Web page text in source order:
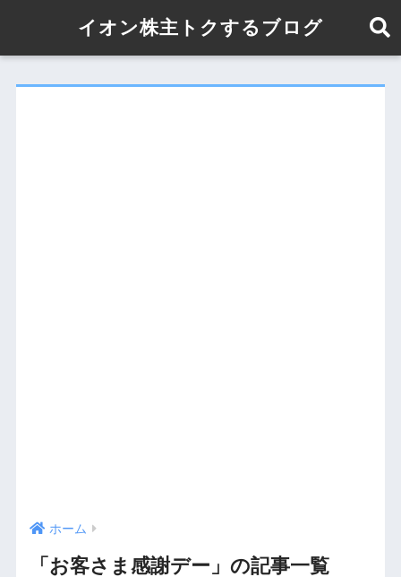
イオン株主トクするブログ
ホーム
「お客さま感謝デー」の記事一覧